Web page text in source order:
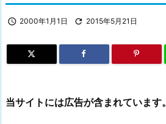
 2000年1月1日  2015年5月21日
当サイトには広告が含まれています。